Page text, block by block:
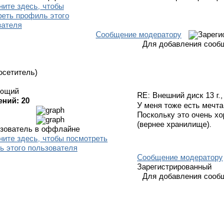
Сообщение модератору
Для добавления
20
RE: Внешний диск 13
У меня тоже есть
Поскольку это очень
(вернее хранилище).
Сообщение модератору
Зарегистрированный
Для добавления